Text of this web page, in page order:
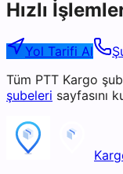
Hızlı
Yol Tarifi Al
Tüm PTT Kargo
şubeleri sayfasını